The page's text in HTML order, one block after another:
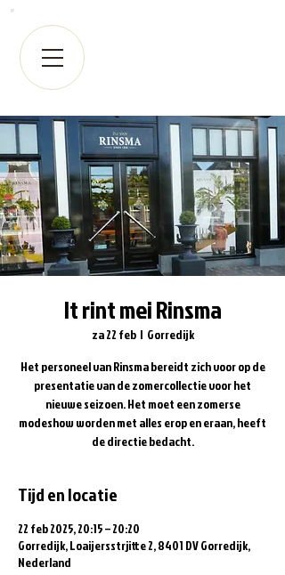
It rint mei Rinsma
za 22 feb
  |
Gorredijk
Het personeel van Rinsma bereidt zich voor op de
presentatie van de zomercollectie voor het
nieuwe seizoen. Het moet een zomerse
modeshow worden met alles erop en eraan, heeft
de directie bedacht.
Tijd en locatie
22 feb 2025, 20:15 – 20:20
Gorredijk, Loaijersstrjitte 2, 8401 DV Gorredijk,
Nederland